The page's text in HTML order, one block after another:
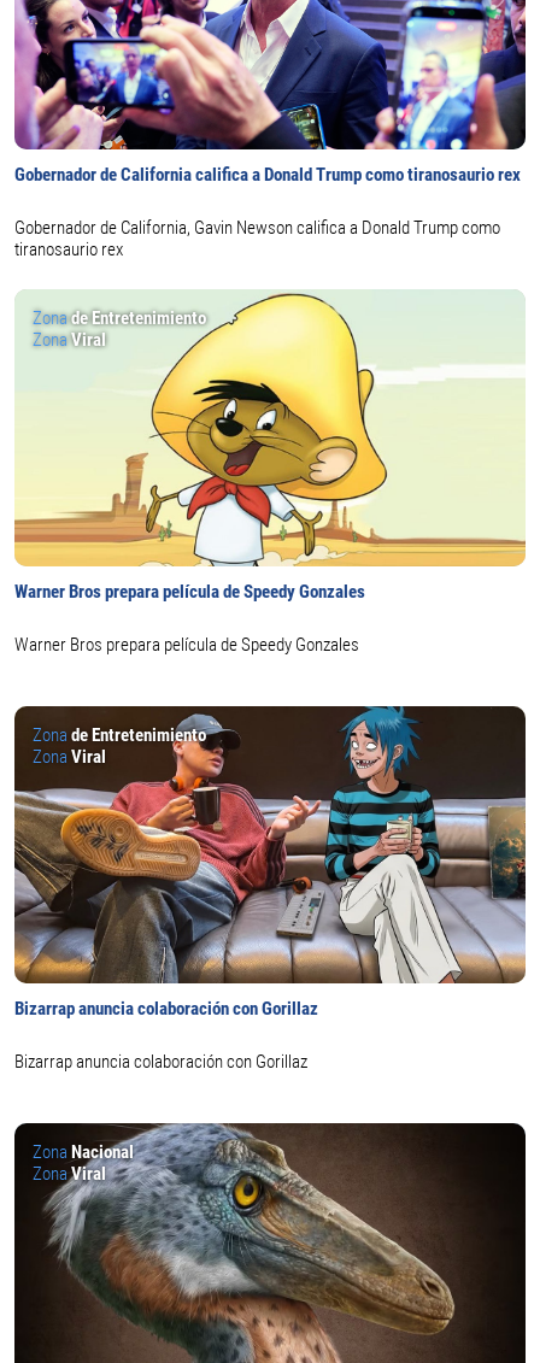
Gobernador de California califica a Donald Trump como tiranosaurio rex
Gobernador de California, Gavin Newson califica a Donald Trump como
tiranosaurio rex
Zonade Entretenimiento
ZonaViral
Warner Bros prepara película de Speedy Gonzales
Warner Bros prepara película de Speedy Gonzales
Zona de Entretenimiento
Zona Viral
Bizarrap anuncia colaboración con Gorillaz
Bizarrap anuncia colaboración con Gorillaz
Zona Nacional
ZonaViral